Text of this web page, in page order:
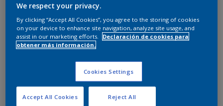
E3.04.77
Cambiar de color
Tamaño
14 L
Cantidad Calculadora de pintura
We respect your privacy.
By clicking “Accept All Cookies”, you agree to the storing of cookies
on your device to enhance site navigation, analyze site usage, and
assist in our marketing efforts.
Declaración de cookies para
obtener más información.
Cookies Settings
Reject All
Accept All Cookies